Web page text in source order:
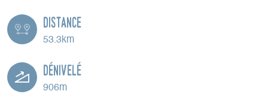
Distance
53.3km
Dénivelé
906m